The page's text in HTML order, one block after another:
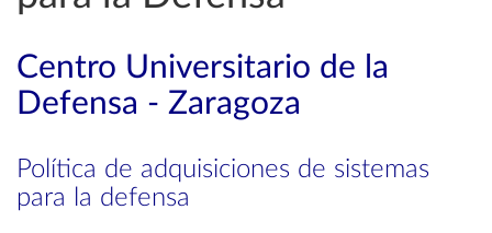
Centro Universitario de la
Defensa - Zaragoza
Política de adquisiciones de sistemas
para la defensa